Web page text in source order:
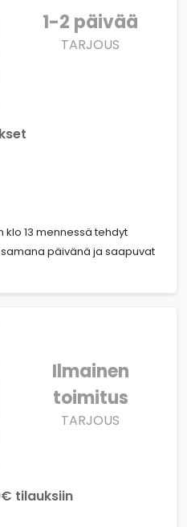
1-2 päivää
TARJOUS
klo 13 mennessä tehdyt
päivänä ja saapuvat
Ilmainen
toimitus
TARJOUS
tilauksiin